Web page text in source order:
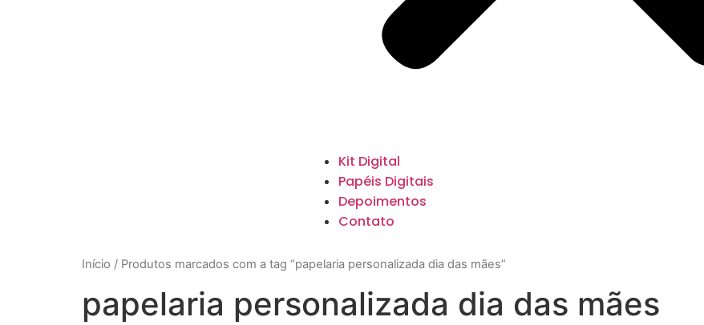
Kit Digital
Papéis Digitais
Depoimentos
Contato
Início / Produtos marcados com a tag “papelaria personalizada dia das mães”
papelaria personalizada dia das mães